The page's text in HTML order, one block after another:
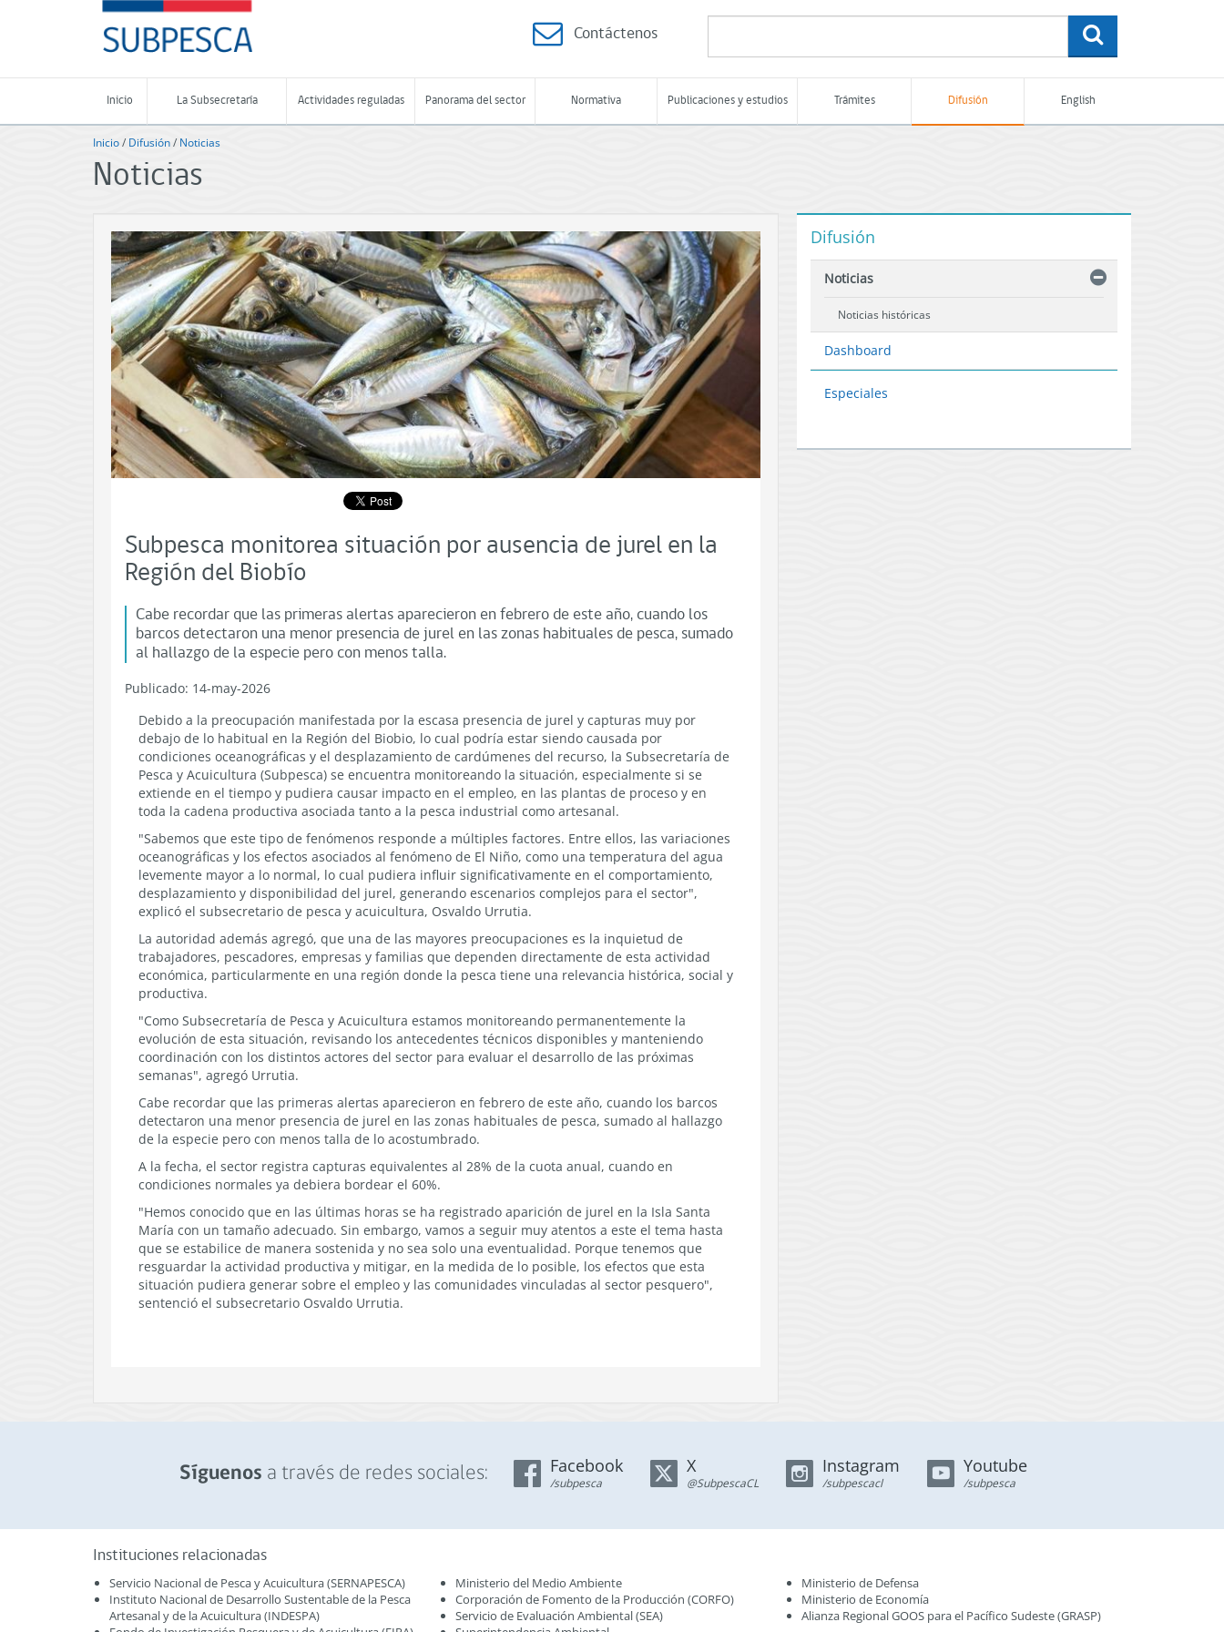
-
Subsecretaría
de
Pesca
Acuicultura
-
Gobierno
de
Contáctenos
Inicio La Subsecretaría Actividades reguladas Panorama del sector Normativa Publicaciones y estudios Trámites Difusión English
Inicio/ Difusión/ Noticias
Noticias
Subpesca monitorea situación por ausencia de jurel en la
Región del Biobío
Cabe recordar que las primeras alertas aparecieron en febrero de este año, cuando los
barcos detectaron una menor presencia de jurel en las zonas habituales de pesca, sumado
al hallazgo de la especie pero con menos talla.
Publicado: 14-may-2026
Debido a la preocupación manifestada por la escasa presencia de jurel y capturas muy por
debajo de lo habitual en la Región del Biobio, lo cual podría estar siendo causada por
condiciones oceanográficas y el desplazamiento de cardúmenes del recurso, la Subsecretaría de
Pesca y Acuicultura (Subpesca) se encuentra monitoreando la situación, especialmente si se
extiende en el tiempo y pudiera causar impacto en el empleo, en las plantas de proceso y en
toda la cadena productiva asociada tanto a la pesca industrial como artesanal.
"Sabemos que este tipo de fenómenos responde a múltiples factores. Entre ellos, las variaciones
oceanográficas y los efectos asociados al fenómeno de El Niño, como una temperatura del agua
levemente mayor a lo normal, lo cual pudiera influir significativamente en el comportamiento,
desplazamiento y disponibilidad del jurel, generando escenarios complejos para el sector",
explicó el subsecretario de pesca y acuicultura, Osvaldo Urrutia.
La autoridad además agregó, que una de las mayores preocupaciones es la inquietud de
trabajadores, pescadores, empresas y familias que dependen directamente de esta actividad
económica, particularmente en una región donde la pesca tiene una relevancia histórica, social y
productiva.
"Como Subsecretaría de Pesca y Acuicultura estamos monitoreando permanentemente la
evolución de esta situación, revisando los antecedentes técnicos disponibles y manteniendo
coordinación con los distintos actores del sector para evaluar el desarrollo de las próximas
semanas", agregó Urrutia.
Cabe recordar que las primeras alertas aparecieron en febrero de este año, cuando los barcos
detectaron una menor presencia de jurel en las zonas habituales de pesca, sumado al hallazgo
de la especie pero con menos talla de lo acostumbrado.
A la fecha, el sector registra capturas equivalentes al 28% de la cuota anual, cuando en
condiciones normales ya debiera bordear el 60%.
"Hemos conocido que en las últimas horas se ha registrado aparición de jurel en la Isla Santa
María con un tamaño adecuado. Sin embargo, vamos a seguir muy atentos a este el tema hasta
que se estabilice de manera sostenida y no sea solo una eventualidad. Porque tenemos que
resguardar la actividad productiva y mitigar, en la medida de lo posible, los efectos que esta
situación pudiera generar sobre el empleo y las comunidades vinculadas al sector pesquero",
sentenció el subsecretario Osvaldo Urrutia.
Difusión
Noticias
Noticias históricas
Dashboard
Especiales
Síguenos a través de redes sociales: Facebook
/subpesca
X
@SubpescaCL
Instagram
/subpescacl
Youtube
/subpesca
Instituciones relacionadas
Servicio Nacional de Pesca y Acuicultura (SERNAPESCA)
Instituto Nacional de Desarrollo Sustentable de la Pesca
Artesanal y de la Acuicultura (INDESPA)
Ministerio del Medio Ambiente
Corporación de Fomento de la Producción (CORFO)
Servicio de Evaluación Ambiental (SEA)
Ministerio de Defensa
Ministerio de Economía
Alianza Regional GOOS para el Pacífico Sudeste (GRASP)